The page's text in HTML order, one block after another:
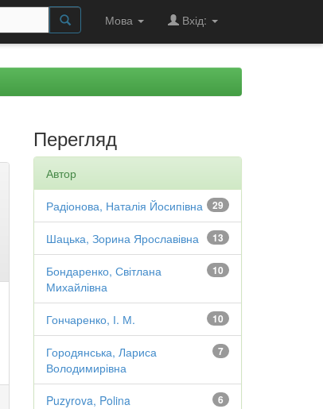
Мова Вхід:
Перегляд
Автор
29
Радіонова, Наталія Йосипівна
13
Шацька, Зорина Ярославівна
10
Бондаренко, Світлана
Михайлівна
10
Гончаренко, І. М.
7
Городянська, Лариса
Володимирівна
6
Puzyrova, Polina